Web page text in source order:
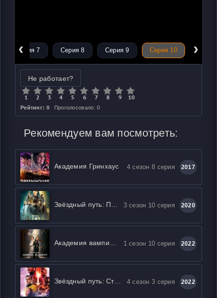
‹
Серия 7 Серия 8 Серия 9 Серия 10 ›
Не работает?
Рейтинг: 0 Проголосовало: 0
Рекомендуем вам посмотреть:
Академия Гринхаус 4 сезон 8 серия 2017
3 сезон 10 серия 2020
1 сезон 10 серия 2022
Звёздный путь: Странные новые миры 4 сезон 3 серия 2022